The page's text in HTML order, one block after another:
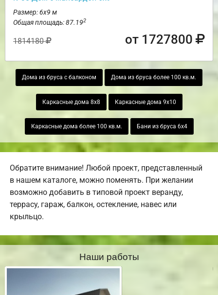
Размер: 6х9 м
Общая площадь: 87.192
1814180 от 1727800
Дома из бруса с балконом Дома из бруса более 100 кв.м.
Каркасные дома 8х8 Каркасные дома 9х10
Каркасные дома более 100 кв.м. Бани из бруса 6х4
Обратите внимание! Любой проект, представленный
в нашем каталоге, можно поменять. При желании
возможно добавить в типовой проект веранду,
террасу, гараж, балкон, остекление, навес или
крыльцо.
Наши работы